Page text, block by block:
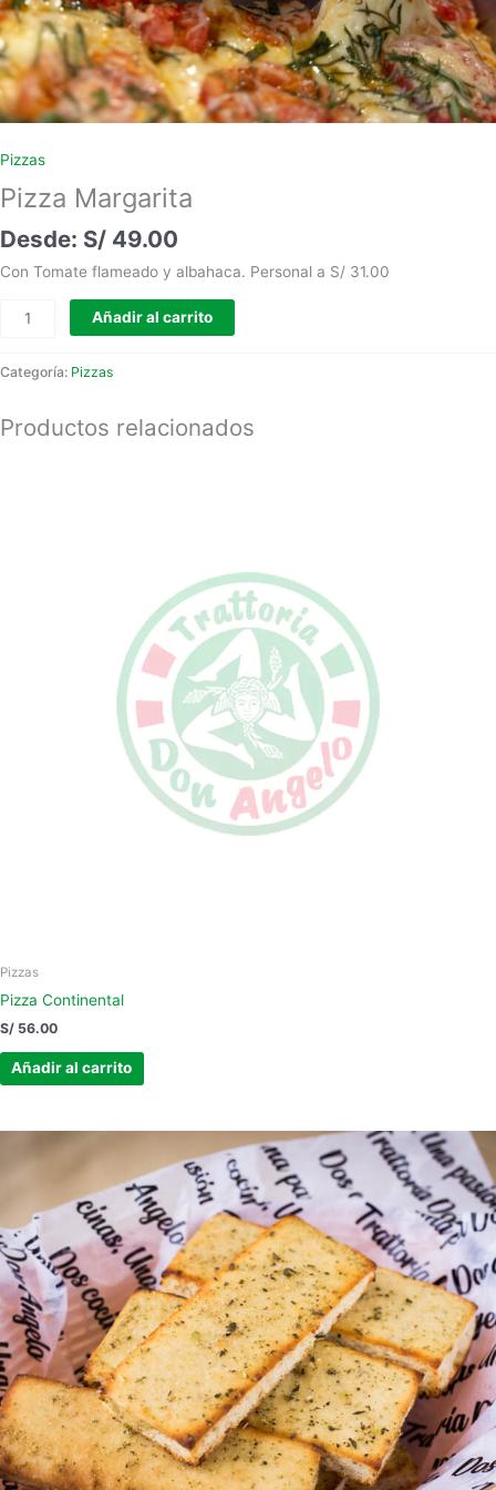
Pizzas
Pizza Margarita
S/ 49.00
Con Tomate flameado y albahaca. Personal a S/ 31.00
Añadir al carrito
Categoría: Pizzas
Productos relacionados
Pizzas
Pizza Continental
S/ 56.00
Añadir al carrito